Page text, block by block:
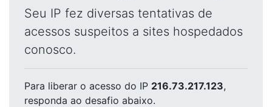
Seu IP fez diversas tentativas de
acessos suspeitos a sites hospedados
conosco.
Para liberar o acesso do IP 216.73.217.123,
responda ao desafio abaixo.